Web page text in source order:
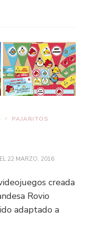
PAJARITOS
22 MARZO, 2016
creada
Rovio
adaptado a